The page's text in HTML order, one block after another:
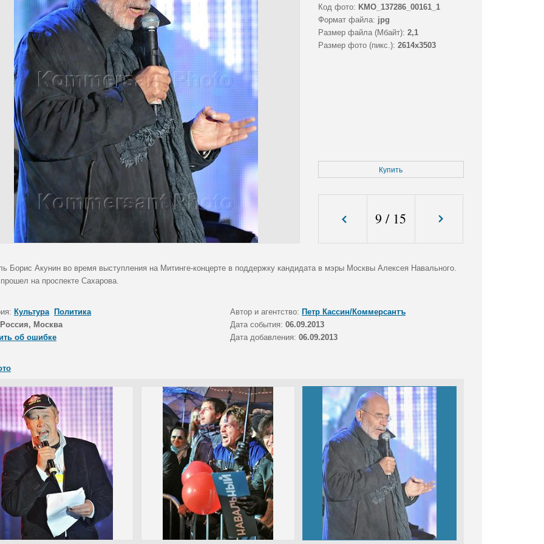
Код фото: KMO_137286_00161_1
Формат файла: jpg
Размер файла (Мбайт): 2,1
Размер фото (пикс.): 2614x3503
Купить
9 / 15
Борис Акунин во время выступления на Митинге-концерте в поддержку кандидата в мэры Москвы Алексея Навального.
на проспекте Сахарова.
Культура Политика Автор и агентство: Петр Кассин/Коммерсантъ
Россия, Москва
Дата события: 06.09.2013
об ошибке
Дата добавления: 06.09.2013